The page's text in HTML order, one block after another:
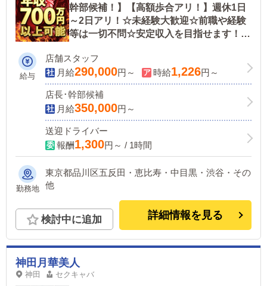
幹部候補！】【高額歩合アリ！】週休1日
～2日アリ！☆未経験大歓迎☆前職や経験
等は一切不問☆安定収入を目指せます！未
給与
店舗スタッフ
月給290,000円～ 時給1,226円～
店長･幹部候補
月給350,000円～
送迎ドライバー
報酬1,300円～ / 1時間
勤務地
東京都品川区五反田・恵比寿・中目黒・渋谷・その
他
検討中に追加 詳細情報を見る
神田月華美人
神田 セクキャバ